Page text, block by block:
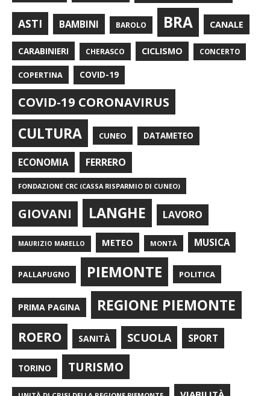
ASTI BAMBINI BAROLO BRA CANALE
CARABINIERI CHERASCO CICLISMO CONCERTO
COPERTINA COVID-19
COVID-19 CORONAVIRUS
CULTURA CUNEO DATAMETEO
ECONOMIA FERRERO
FONDAZIONE CRC (CASSA RISPARMIO DI CUNEO)
GIOVANI LANGHE LAVORO
MAURIZIO MARELLO METEO MONTÀ MUSICA
PALLAPUGNO PIEMONTE POLITICA
PRIMA PAGINA REGIONE PIEMONTE
ROERO SANITÀ SCUOLA SPORT
TORINO TURISMO